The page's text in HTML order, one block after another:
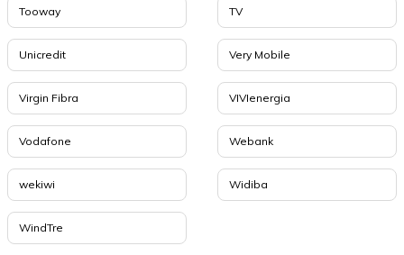
Tooway TV
Unicredit Very Mobile
Virgin Fibra VIVIenergia
Vodafone Webank
wekiwi Widiba
WindTre